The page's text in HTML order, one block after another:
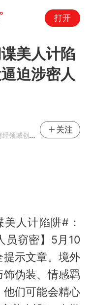
打开
美人计陷
迫涉密人
领域创作者
关注
美人计陷阱#：
员窃密】5月10
提示文章。境外
伪装、情感羁
们可能会精心